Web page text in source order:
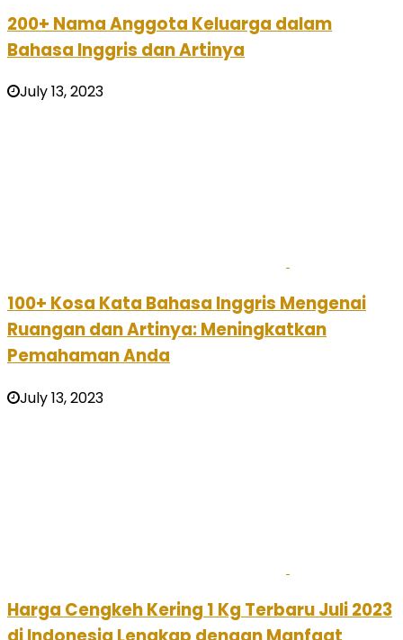
200+ Nama Anggota Keluarga dalam
Bahasa Inggris dan Artinya
July 13, 2023
100+ Kosa Kata Bahasa Inggris Mengenai
Ruangan dan Artinya: Meningkatkan
Pemahaman Anda
July 13, 2023
Harga Cengkeh Kering 1 Kg Terbaru Juli 2023